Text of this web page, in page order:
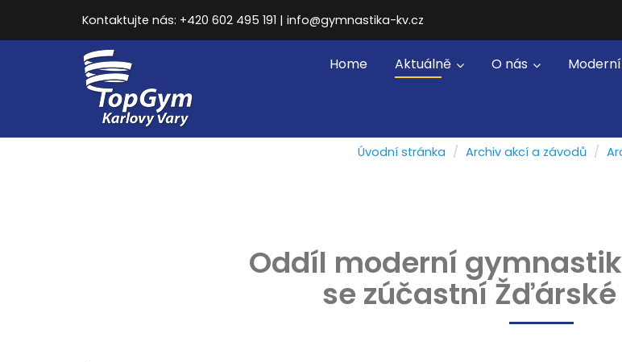
Kontaktujte nás: +420 602 495 191 | info@gymnastika-kv.cz
Home Aktuálně O nás
Úvodní stránka Archiv akcí a závodů
Oddíl moderní
se zúčastní